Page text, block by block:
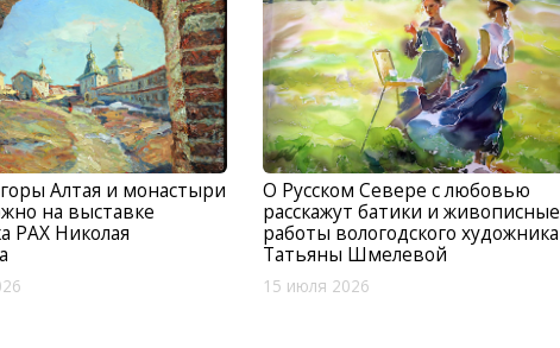
Алтая и монастыри
на выставке
РАХ Николая
О Русском Севере с любовью
расскажут батики и живописные
работы вологодского художника
Татьяны Шмелевой
15 июля 2026